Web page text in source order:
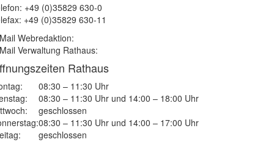
+49 (0)35829 630-0
+49 (0)35829 630-11
Webredaktion:
Verwaltung Rathaus:
Rathaus
08:30 – 11:30 Uhr
08:30 – 11:30 Uhr und 14:00 – 18:00 Uhr
geschlossen
08:30 – 11:30 Uhr und 14:00 – 17:00 Uhr
geschlossen